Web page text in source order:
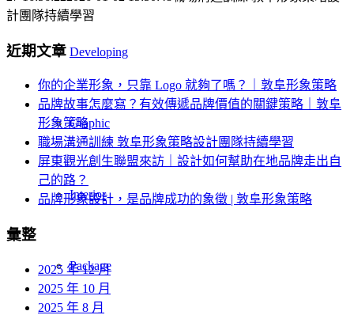
Developing
Graphic
Interior
Package
計團隊持續學習
近期文章
你的企業形象，只靠 Logo 就夠了嗎？｜敦阜形象策略
品牌故事怎麼寫？有效傳遞品牌價值的關鍵策略｜敦阜
形象策略
職場溝通訓練 敦阜形象策略設計團隊持續學習
屏東觀光創生聯盟來訪｜設計如何幫助在地品牌走出自
己的路？
品牌形象設計，是品牌成功的象徵 | 敦阜形象策略
彙整
2025 年 12 月
2025 年 10 月
2025 年 8 月